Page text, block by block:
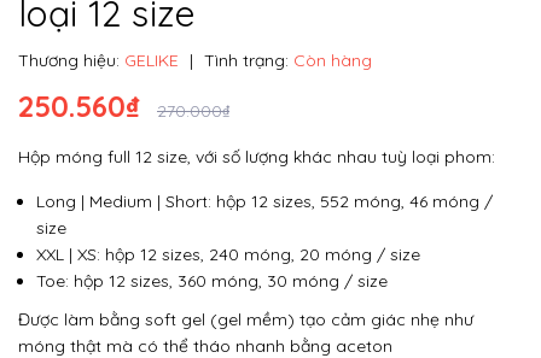
loại 12 size
Thương hiệu: GELIKE | Tình trạng: Còn hàng
250.560₫ 270.000₫
Hộp móng full 12 size, với số lượng khác nhau tuỳ loại phom:
Long | Medium | Short: hộp 12 sizes, 552 móng, 46 móng /
size
XXL | XS: hộp 12 sizes, 240 móng, 20 móng / size
Toe: hộp 12 sizes, 360 móng, 30 móng / size
Được làm bằng soft gel (gel mềm) tạo cảm giác nhẹ như
móng thật mà có thể tháo nhanh bằng aceton